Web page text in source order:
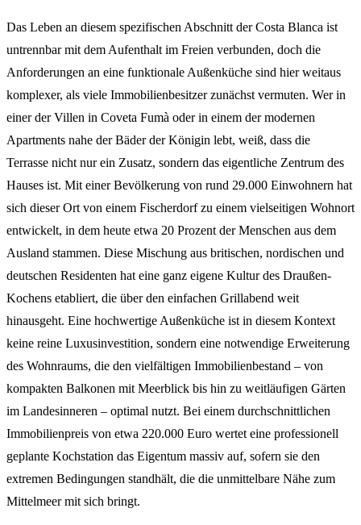
Das Leben an diesem spezifischen Abschnitt der Costa Blanca ist
untrennbar mit dem Aufenthalt im Freien verbunden, doch die
Anforderungen an eine funktionale Außenküche sind hier weitaus
komplexer, als viele Immobilienbesitzer zunächst vermuten. Wer in
einer der Villen in Coveta Fumà oder in einem der modernen
Apartments nahe der Bäder der Königin lebt, weiß, dass die
Terrasse nicht nur ein Zusatz, sondern das eigentliche Zentrum des
Hauses ist. Mit einer Bevölkerung von rund 29.000 Einwohnern hat
sich dieser Ort von einem Fischerdorf zu einem vielseitigen Wohnort
entwickelt, in dem heute etwa 20 Prozent der Menschen aus dem
Ausland stammen. Diese Mischung aus britischen, nordischen und
deutschen Residenten hat eine ganz eigene Kultur des Draußen-
Kochens etabliert, die über den einfachen Grillabend weit
hinausgeht. Eine hochwertige Außenküche ist in diesem Kontext
keine reine Luxusinvestition, sondern eine notwendige Erweiterung
des Wohnraums, die den vielfältigen Immobilienbestand – von
kompakten Balkonen mit Meerblick bis hin zu weitläufigen Gärten
im Landesinneren – optimal nutzt. Bei einem durchschnittlichen
Immobilienpreis von etwa 220.000 Euro wertet eine professionell
geplante Kochstation das Eigentum massiv auf, sofern sie den
extremen Bedingungen standhält, die die unmittelbare Nähe zum
Mittelmeer mit sich bringt.